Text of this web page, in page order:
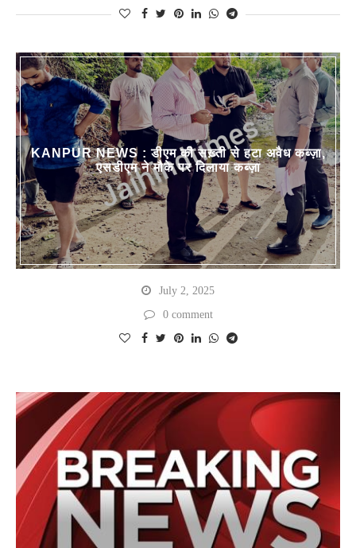
KANPUR NEWS : डीएम की सख़्ती से हटा अवैध कब्ज़ा,
एसडीएम ने मौके पर दिलाया कब्ज़ा
July 2, 2025
0 comment